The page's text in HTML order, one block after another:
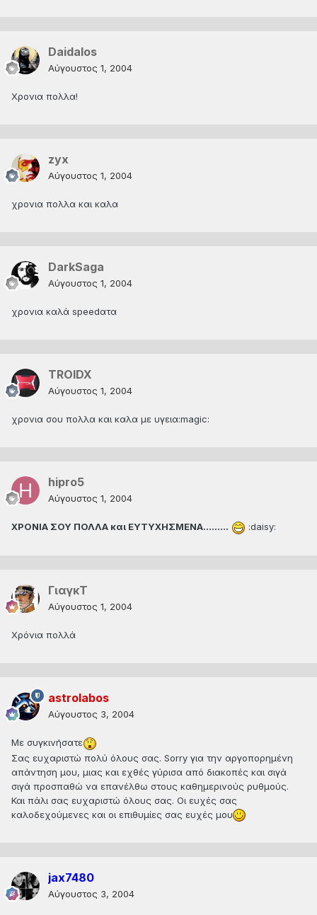
Daidalos
Αύγουστος 1, 2004
Χρονια πολλα!
zyx
Αύγουστος 1, 2004
χρονια πολλα και καλα
DarkSaga
Αύγουστος 1, 2004
χρονια καλά speedατα
TROIDX
Αύγουστος 1, 2004
χρονια σου πολλα και καλα με υγεια:magic:
hipro5
Αύγουστος 1, 2004
ΧΡΟΝΙΑ ΣΟΥ ΠΟΛΛΑ και ΕΥΤΥΧΗΣΜΕΝΑ......... :daisy:
ΓιαγκΤ
Αύγουστος 1, 2004
Χρόνια πολλά
astrolabos
Αύγουστος 3, 2004
Με συγκινήσατε
Σας ευχαριστώ πολύ όλους σας. Sorry για την αργοπορημένη
απάντηση μου, μιας και εχθές γύρισα από διακοπές και σιγά
σιγά προσπαθώ να επανέλθω στους καθημερινούς ρυθμούς.
Και πάλι σας ευχαριστώ όλους σας. Οι ευχές σας
καλοδεχούμενες και οι επιθυμίες σας ευχές μου
jax7480
Αύγουστος 3, 2004